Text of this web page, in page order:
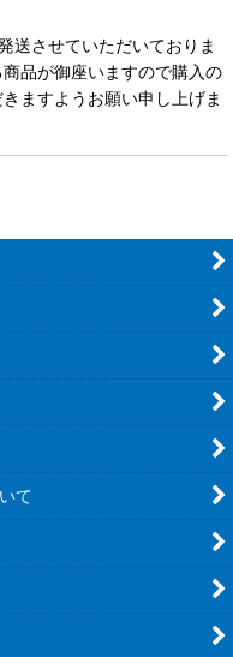
送させていただいておりま
品が御座いますので購入の
ますようお願い申し上げま
て